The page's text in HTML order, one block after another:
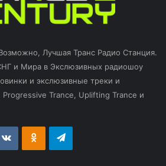
Лучшая Транс Радио Станция.
и Мира в Экслюзивных радиошоу
и экслюзивные треки и
Trance, Uplifting Trance и
vk.com Odnoklassniki
Telegram